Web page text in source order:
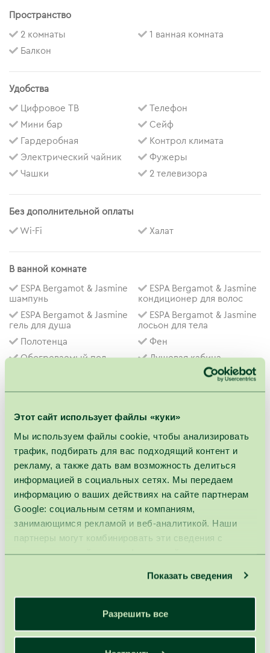
Этот сайт использует файлы «куки»
Мы используем файлы cookie, чтобы анализировать
трафик, подбирать для вас подходящий контент и
рекламу, а также дать вам возможность делиться
информацией в социальных сетях. Мы передаем
информацию о ваших действиях на сайте партнерам
Google: социальным сетям и компаниям,
занимающимся рекламой и веб-аналитикой. Наши
партнеры могут комбинировать эти сведения с
предоставленной вами информацией, а также
Показать сведения
Разрешить все
Пространство
2 комнаты
1 ванная комната
Балкон
Удобства
Цифровое ТВ
Телефон
Мини бар
Сейф
Гардеробная
Контрол климата
Электрический чайник
Фужеры
Чашки
2 телевизора
Без дополнительной оплаты
Wi-Fi Халат
В ванной комнате
ESPA Bergamot & Jasmine
шампунь
ESPA Bergamot & Jasmine
кондиционер для волос
ESPA Bergamot & Jasmine
гель для душа
ESPA Bergamot & Jasmine
лосьон для тела
Полотенца
Фен
Oбогреваемый пол
Душевая кабина
30 m²
Кровать
180 x 200 cm Раскладной диван
Похожие номера